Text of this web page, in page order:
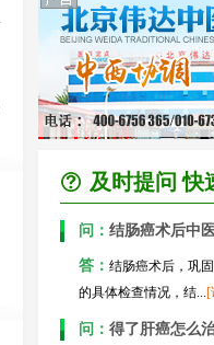
及时提问 快
问： 结肠癌术后中
答： 结肠癌术后，巩
的具体检查情况，结...[
问： 得了肝癌怎么